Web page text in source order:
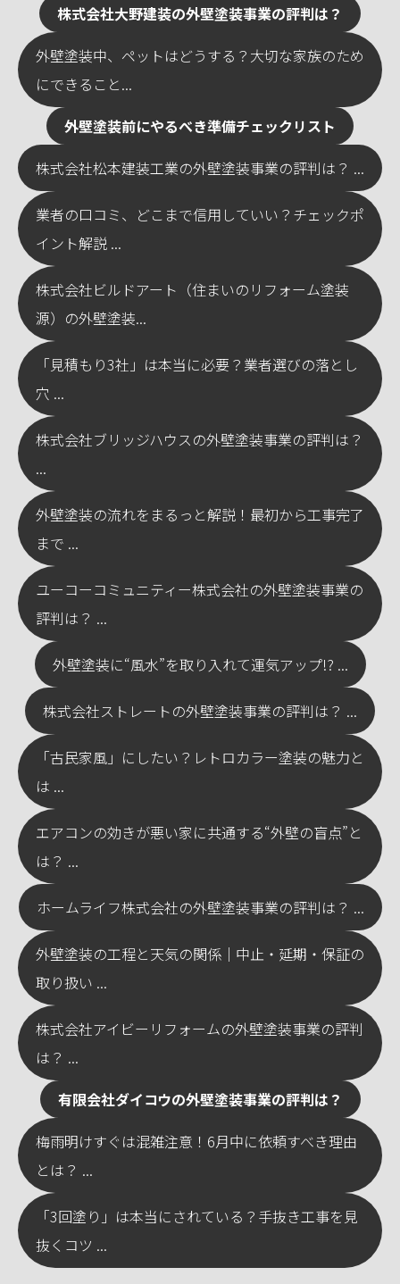
株式会社大野建装の外壁塗装事業の評判は？
外壁塗装中、ペットはどうする？大切な家族のため
にできること...
外壁塗装前にやるべき準備チェックリスト
株式会社松本建装工業の外壁塗装事業の評判は？ ...
業者の口コミ、どこまで信用していい？チェックポ
イント解説 ...
株式会社ビルドアート（住まいのリフォーム塗装
源）の外壁塗装...
「見積もり3社」は本当に必要？業者選びの落とし
穴 ...
株式会社ブリッジハウスの外壁塗装事業の評判は？
...
外壁塗装の流れをまるっと解説！最初から工事完了
まで ...
ユーコーコミュニティー株式会社の外壁塗装事業の
評判は？ ...
外壁塗装に“風水”を取り入れて運気アップ!? ...
株式会社ストレートの外壁塗装事業の評判は？ ...
「古民家風」にしたい？レトロカラー塗装の魅力と
は ...
エアコンの効きが悪い家に共通する“外壁の盲点”と
は？ ...
ホームライフ株式会社の外壁塗装事業の評判は？ ...
外壁塗装の工程と天気の関係｜中止・延期・保証の
取り扱い ...
株式会社アイビーリフォームの外壁塗装事業の評判
は？ ...
有限会社ダイコウの外壁塗装事業の評判は？
梅雨明けすぐは混雑注意！6月中に依頼すべき理由
とは？ ...
「3回塗り」は本当にされている？手抜き工事を見
抜くコツ ...